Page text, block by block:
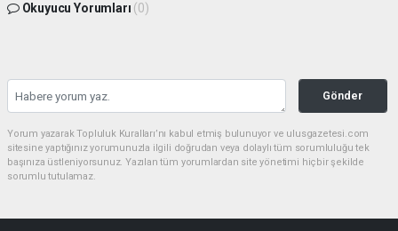
Okuyucu Yorumları (0)
Gönder
Yorum yazarak Topluluk Kuralları’nı kabul etmiş bulunuyor ve ulusgazetesi.com
sitesine yaptığınız yorumunuzla ilgili doğrudan veya dolaylı tüm sorumluluğu tek
başınıza üstleniyorsunuz. Yazılan tüm yorumlardan site yönetimi hiçbir şekilde
sorumlu tutulamaz.